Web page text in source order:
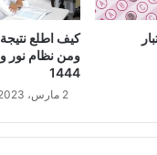
كيف اطلع
ومن نظام
1444
2 مارس، 2023